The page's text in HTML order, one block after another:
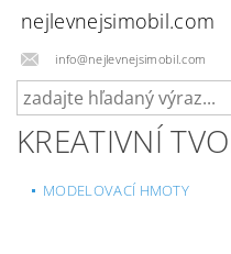
nejlevnejsimobil.com
info@nejlevnejsimobil.com
KREATIVNÍ
MODELOVACÍ HMOTY